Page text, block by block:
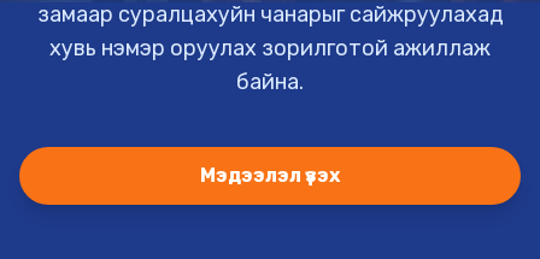
замаар суралцахуйн чанарыг сайжруулахад
хувь нэмэр оруулах зорилготой ажиллаж
байна.
Мэдээлэл үзэх